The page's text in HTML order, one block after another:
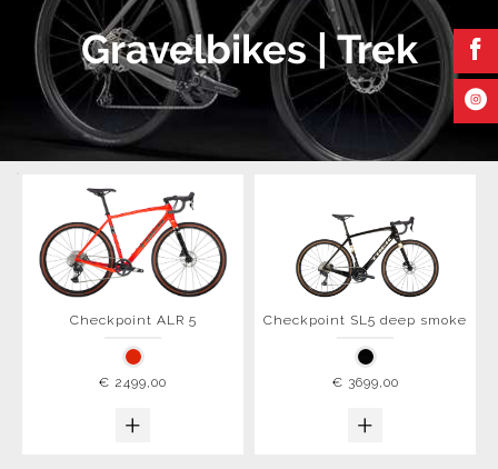
Gravelbikes | Trek
Checkpoint ALR 5
€ 2499,00
+
Checkpoint SL5 deep smoke
€ 3699,00
+